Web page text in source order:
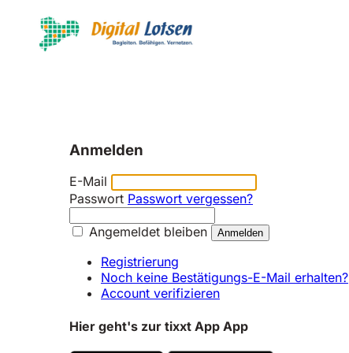
Anmelden
E-Mail
Passwort Passwort vergessen?
Angemeldet bleiben
Registrierung
Noch keine Bestätigungs-E-Mail erhalten?
Account verifizieren
Hier geht's zur tixxt App App